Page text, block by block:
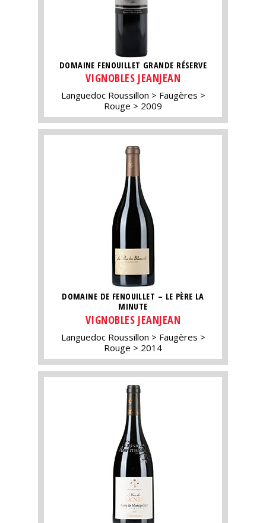
DOMAINE FENOUILLET GRANDE RÉSERVE
VIGNOBLES JEANJEAN
Languedoc Roussillon
Faugères
Rouge
2009
DOMAINE DE FENOUILLET – LE PÈRE LA
MINUTE
VIGNOBLES JEANJEAN
Languedoc Roussillon
Faugères
Rouge
2014